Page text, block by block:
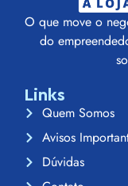
O que move o
do
Links
Quem Somos
Avisos
Dúvidas